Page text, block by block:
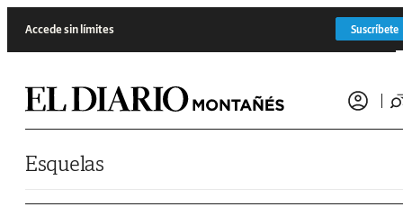
Accede sin límites Suscríbete
Esquelas